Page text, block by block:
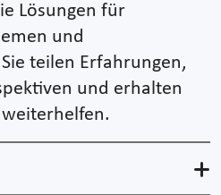
Lösungen für
und
teilen Erfahrungen,
und erhalten